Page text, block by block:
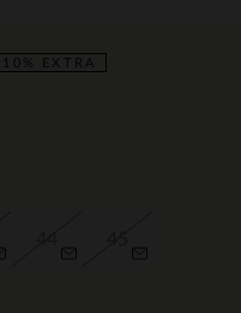
-10% EXTRA